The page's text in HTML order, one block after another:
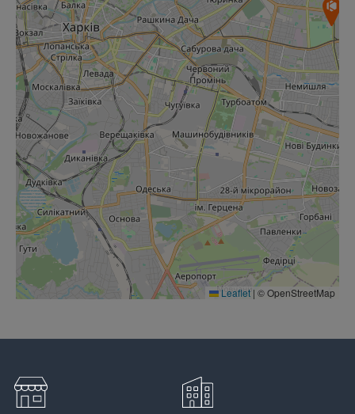
Leaflet | © OpenStreetMap